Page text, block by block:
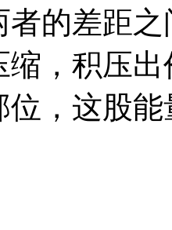
者的差距
缩，积压
位，这股